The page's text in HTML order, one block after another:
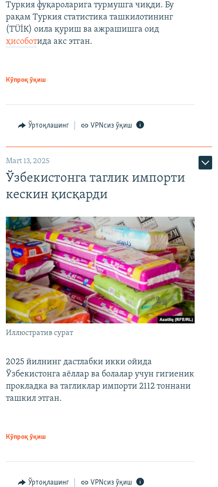
Туркия фуқароларига турмушга чиқди. Бу
рақам Туркия статистика ташкилотининг
(ТÜİК) оила қуриш ва ажрашишга оид
ҳисоботида акс этган.
Кўпроқ ўқиш
Ўртоқлашинг VPNсиз ўқиш
Mart 13, 2025
Ўзбекистонга таглик импорти
кескин қисқарди
Иллюстратив сурат
2025 йилнинг дастлабки икки ойида
Ўзбекистонга аёллар ва болалар учун гигиеник
прокладка ва тагликлар импорти 2112 тоннани
ташкил этган.
Кўпроқ ўқиш
Ўртоқлашинг VPNсиз ўқиш